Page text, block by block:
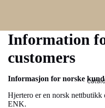
Information
customers
Informasjon for norske
Hjertero er en norsk
ENK.